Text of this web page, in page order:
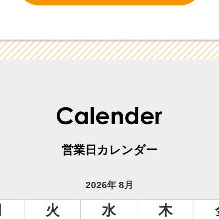
営業日カレンダー
2026年 8月
火 水 木